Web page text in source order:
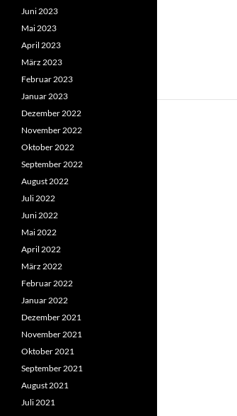
Juni 2023
Mai 2023
April 2023
März 2023
Februar 2023
Januar 2023
Dezember 2022
November 2022
Oktober 2022
September 2022
August 2022
Juli 2022
Juni 2022
Mai 2022
April 2022
März 2022
Februar 2022
Januar 2022
Dezember 2021
November 2021
Oktober 2021
September 2021
August 2021
Juli 2021